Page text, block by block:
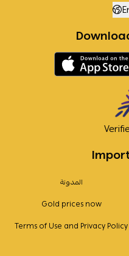
المدونة
Gold prices now
Terms of Use and Privacy Policy